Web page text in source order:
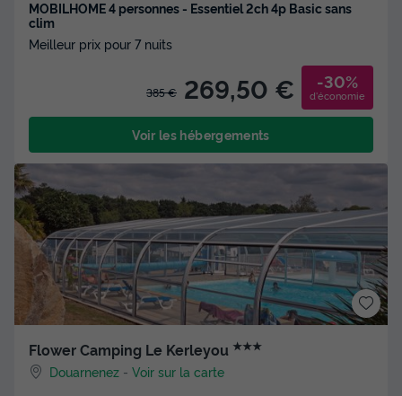
MOBILHOME 4 personnes - Essentiel 2ch 4p Basic sans
clim
Meilleur prix pour 7 nuits
385 € 269,50 € -30%
d'économie
Voir les hébergements
Flower Camping Le Kerleyou ★★★
Douarnenez -Voir sur la carte